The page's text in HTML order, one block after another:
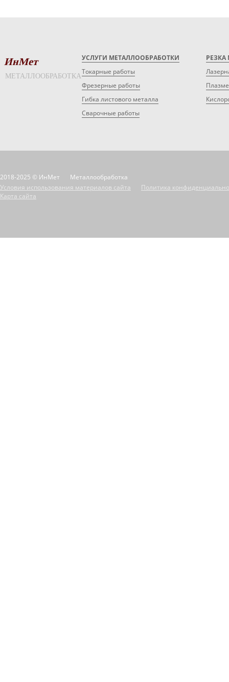
ИнМет
МЕТАЛЛООБРАБОТКА
УСЛУГИ МЕТАЛЛООБРАБОТКИ
Токарные работы
Фрезерные работы
Гибка листового металла
Сварочные работы
РЕЗКА
2018-2025 © ИнМет
Металлообработка
Условия использования материалов сайта
Политика
Карта сайта